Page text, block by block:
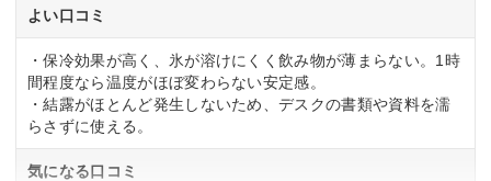
よい口コミ
・保冷効果が高く、氷が溶けにくく飲み物が薄まらない。1時
間程度なら温度がほぼ変わらない安定感。
・結露がほとんど発生しないため、デスクの書類や資料を濡
らさずに使える。
気になる口コミ